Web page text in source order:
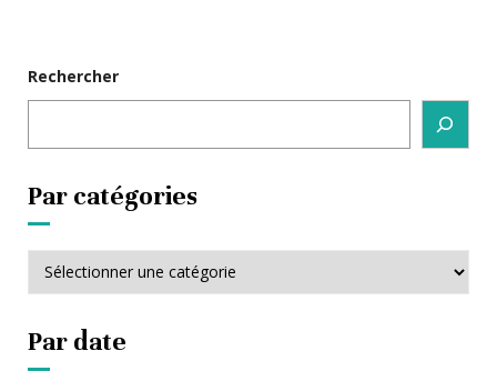
Rechercher
Par catégories
Par
catégories
Par date